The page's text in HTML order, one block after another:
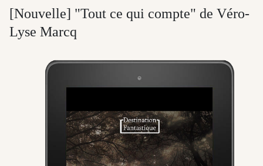
[Nouvelle] "Tout ce qui compte" de Véro-
Lyse Marcq